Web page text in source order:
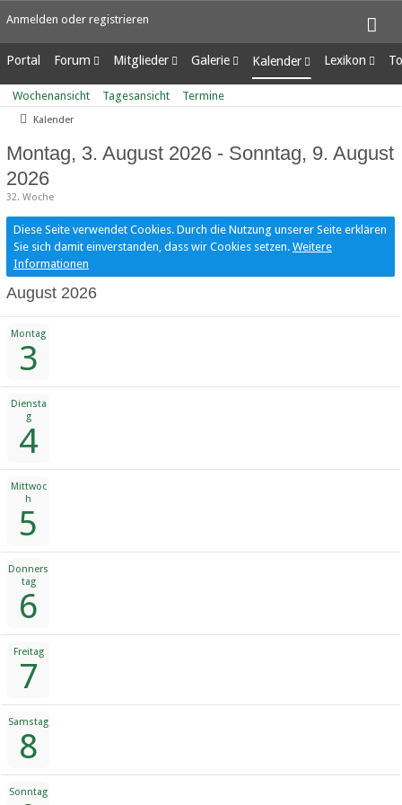
Anmelden oder registrieren
Portal Forum
Unerledigte Themen
Mitglieder
Letzte Aktivitäten
Benutzer online
Mitgliedersuche
Galerie
Alben
Bilder
Kalender
Wochenansicht
Tagesansicht
Lexikon
Ungelesene
Wochenansicht Tagesansicht Termine
Kalender
Montag, 3. August 2026 - Sonntag, 9. August
2026
32. Woche
Diese Seite verwendet Cookies. Durch die Nutzung unserer Seite erklären
Sie sich damit einverstanden, dass wir Cookies setzen. Weitere
Informationen
August 2026
Montag
3
Diensta
g
4
Mittwoc
h
5
Donners
tag
6
Freitag
7
Samstag
8
Sonntag